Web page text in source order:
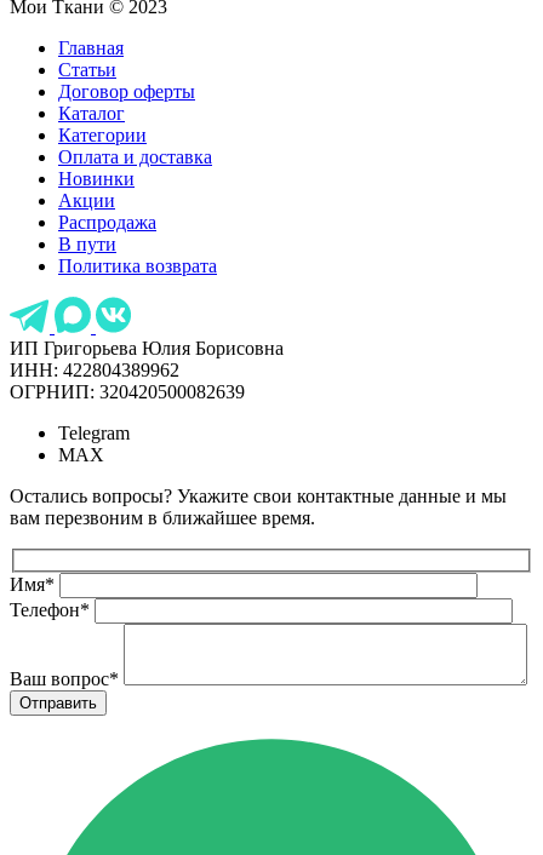
Мои Ткани © 2023
Главная
Статьи
Договор оферты
Каталог
Категории
Оплата и доставка
Новинки
Акции
Распродажа
В пути
Политика возврата
ИП Григорьева Юлия Борисовна
ИНН: 422804389962
ОГРНИП: 320420500082639
Telegram
MAX
Остались вопросы? Укажите свои контактные данные и мы
вам перезвоним в ближайшее время.
Имя*
Телефон*
Ваш вопрос*